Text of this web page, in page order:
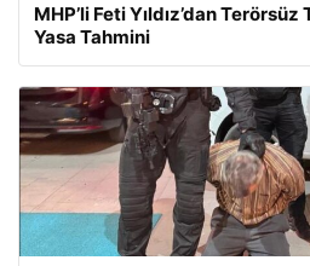
MHP’li Feti Yıldız’dan
Yasa Tahmini